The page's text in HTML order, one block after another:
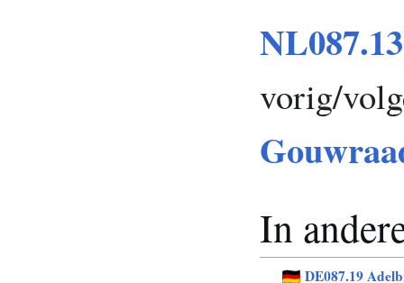
vorig/
In
DE087.19